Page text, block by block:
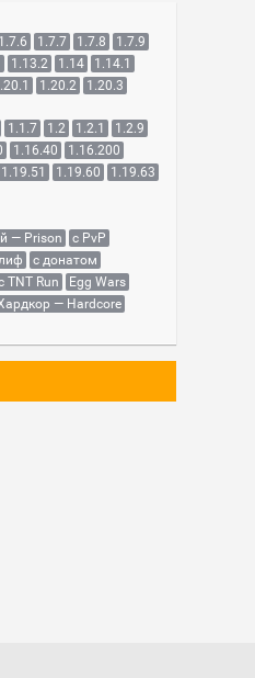
1.7.6 1.7.7 1.7.8
1.7.9
1.13.2 1.14
1.14.1
1.20.2
1.20.3
1.1.7 1.2 1.2.1
1.2.9
1.16.40
1.16.200
1.19.51 1.19.60
1.19.63
— Prison
с PvP
с донатом
TNT Run
Egg Wars
— Hardcore